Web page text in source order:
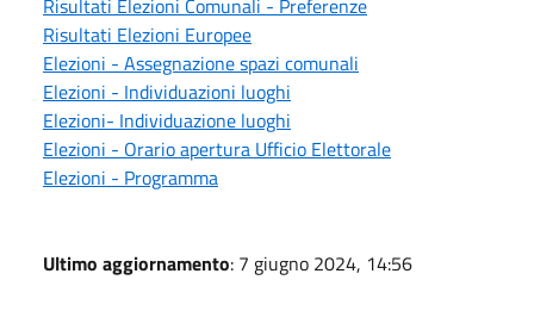
Risultati Elezioni Europee
Elezioni - Assegnazione spazi comunali
Elezioni - Individuazioni luoghi
Elezioni- Individuazione luoghi
Elezioni - Orario apertura Ufficio Elettorale
Elezioni - Programma
Ultimo aggiornamento: 7 giugno 2024, 14:56